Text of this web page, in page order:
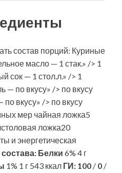
состав порций: Куриные
масло — 1 стак.» /> 1
сок — 1 стол.л.» /> 1
— по вкусу» /> по вкусу
вкусу» /> по вкусу
мер чайная ложка5
ложка20
и энергетическая
Белки 6% 4 г
1% 1 г 543 ккал ГИ: 100 / 0 /